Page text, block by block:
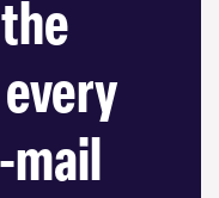
mail